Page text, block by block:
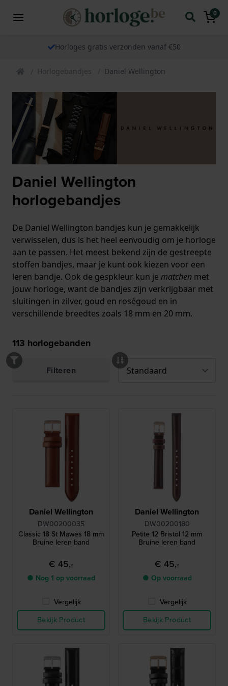
0
Horloges gratis verzonden vanaf €50
Horlogebandjes Daniel Wellington
Daniel Wellington
horlogebandjes
De Daniel Wellington bandjes kun je gemakkelijk
verwisselen, dus is het heel eenvoudig om je horloge
aan te passen. Het meest bekend zijn de gestreepte
stoffen bandjes, maar je kunt ook kiezen voor een
leren bandje. Ook de gespkleur kun je matchen met
jouw horloge, want de bandjes zijn verkrijgbaar met
sluitingen in zilver, goud en roségoud en in
verschillende breedtes zoals 18 mm en 20 mm.
113 horlogebanden
Filteren
Daniel Wellington
DW00200035
Classic 18 St Mawes 18 mm
Bruine leren band
€ 45,-
● Nog 1 op voorraad
Vergelijk
Bekijk Product
Daniel Wellington
DW00200180
Petite 12 Bristol 12 mm
Bruine leren band
€ 45,-
● Op voorraad
Vergelijk
Bekijk Product